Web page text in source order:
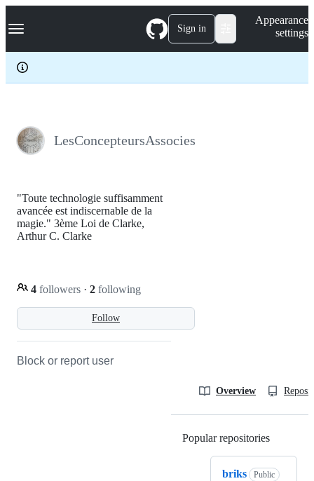
k
p
c
Navigation Menu Sign in
Appearance
settings
LesConcepteursAssocies
Follow
"Toute technologie suffisamment
avancée est indiscernable de la
magie." 3ème Loi de Clarke,
Arthur C. Clarke
4 followers · 2 following
Block or report user
Overview
Popular repositories
briks
Public